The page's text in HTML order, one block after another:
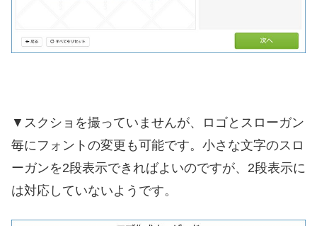
▼スクショを撮っていませんが、ロゴとスローガン
毎にフォントの変更も可能です。小さな文字のスロ
ーガンを2段表示できればよいのですが、2段表示に
は対応していないようです。